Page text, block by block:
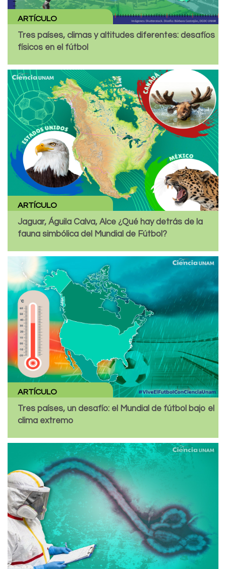
ARTÍCULO
Tres países, climas y altitudes diferentes: desafíos
físicos en el fútbol
ARTÍCULO
Jaguar, Águila Calva, Alce ¿Qué hay detrás de la
fauna simbólica del Mundial de Fútbol?
ARTÍCULO
Tres países, un desafío: el Mundial de fútbol bajo el
clima extremo